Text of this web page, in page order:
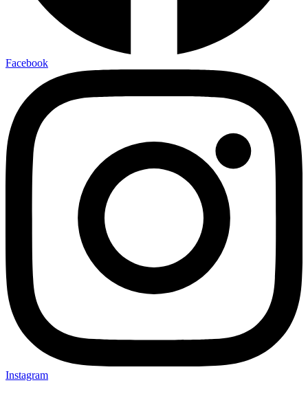
Facebook
Instagram